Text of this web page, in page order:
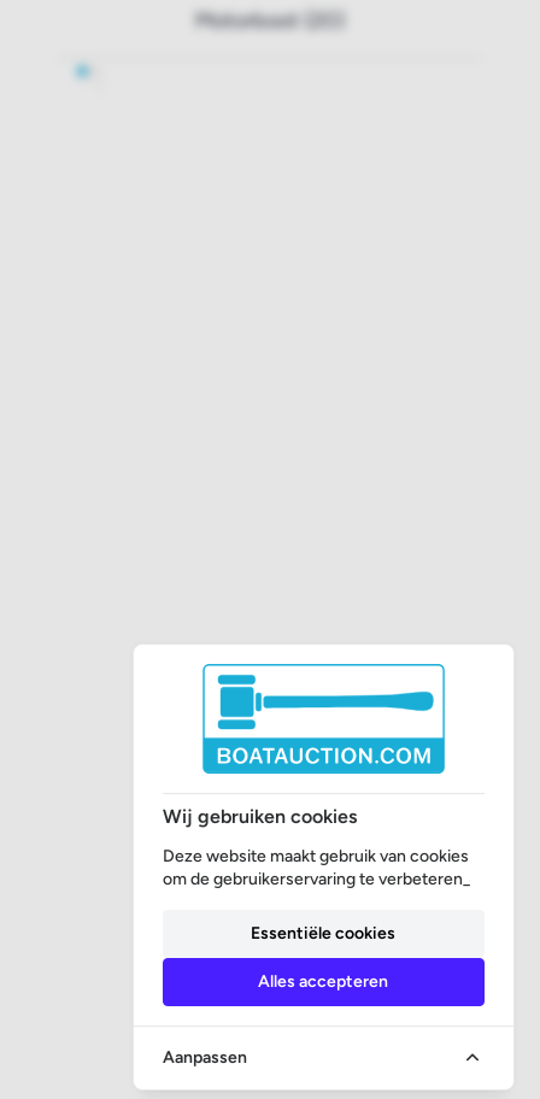
Motorboot (20)
Wij gebruiken cookies
Deze website maakt gebruik van cookies
om de gebruikerservaring te verbeteren_
Essentiële cookies
Alles accepteren
Aanpassen